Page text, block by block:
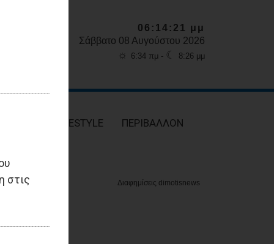
στις
06:14:22 μμ
Σάββατο 08 Αυγούστου 2026
☼ 6:34 πμ - ☾ 8:26 μμ
LIFESTYLE ΠΕΡΙΒΑΛΛΟΝ